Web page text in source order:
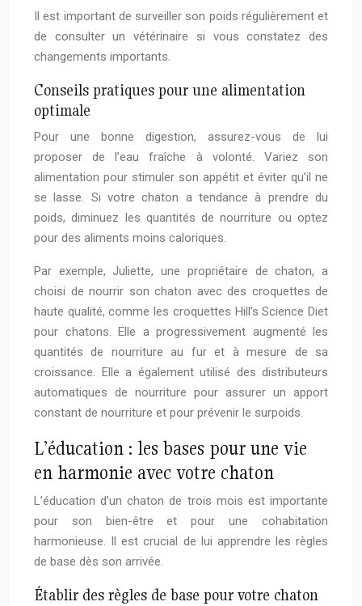
Il est important de surveiller son poids régulièrement et
de consulter un vétérinaire si vous constatez des
changements importants.
Conseils pratiques pour une alimentation
optimale
Pour une bonne digestion, assurez-vous de lui
proposer de l’eau fraîche à volonté. Variez son
alimentation pour stimuler son appétit et éviter qu’il ne
se lasse. Si votre chaton a tendance à prendre du
poids, diminuez les quantités de nourriture ou optez
pour des aliments moins caloriques.
Par exemple, Juliette, une propriétaire de chaton, a
choisi de nourrir son chaton avec des croquettes de
haute qualité, comme les croquettes Hill’s Science Diet
pour chatons. Elle a progressivement augmenté les
quantités de nourriture au fur et à mesure de sa
croissance. Elle a également utilisé des distributeurs
automatiques de nourriture pour assurer un apport
constant de nourriture et pour prévenir le surpoids.
L’éducation : les bases pour une vie
en harmonie avec votre chaton
L’éducation d’un chaton de trois mois est importante
pour son bien-être et pour une cohabitation
harmonieuse. Il est crucial de lui apprendre les règles
de base dès son arrivée.
Établir des règles de base pour votre chaton